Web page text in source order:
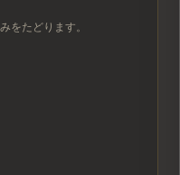
をたどります。